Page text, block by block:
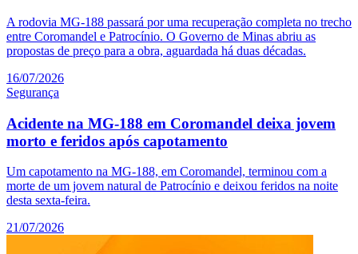
A rodovia MG-188 passará por uma recuperação completa no trecho
entre Coromandel e Patrocínio. O Governo de Minas abriu as
propostas de preço para a obra, aguardada há duas décadas.
16/07/2026
Segurança
Acidente na MG-188 em Coromandel deixa jovem
morto e feridos após capotamento
Um capotamento na MG-188, em Coromandel, terminou com a
morte de um jovem natural de Patrocínio e deixou feridos na noite
desta sexta-feira.
21/07/2026